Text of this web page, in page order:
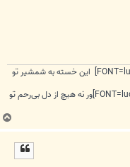
[FONT=lucida grande, tahoma, verdana, arial, sans-serif] این خسته به شمشیر تو
[FONT=lucida grande, tahoma, verdana, arial, sans-serif]ور نه هیچ از دل بی‌رحم تو